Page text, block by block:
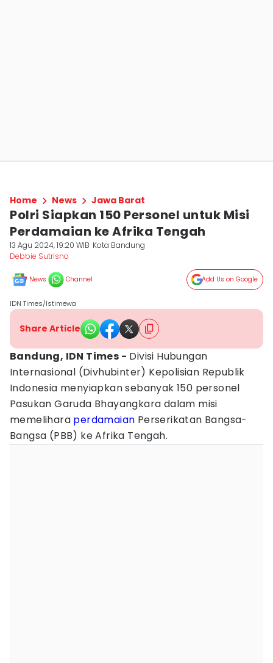
Home News Jawa Barat
Polri Siapkan 150 Personel untuk Misi
Perdamaian ke Afrika Tengah
13 Agu 2024, 19:20 WIB Kota Bandung
Debbie Sutrisno
News Channel Add Us on Google
IDN Times/Istimewa
Share Article
Bandung, IDN Times - Divisi Hubungan
Internasional (Divhubinter) Kepolisian Republik
Indonesia menyiapkan sebanyak 150 personel
Pasukan Garuda Bhayangkara dalam misi
memelihara perdamaian Perserikatan Bangsa-
Bangsa (PBB) ke Afrika Tengah.